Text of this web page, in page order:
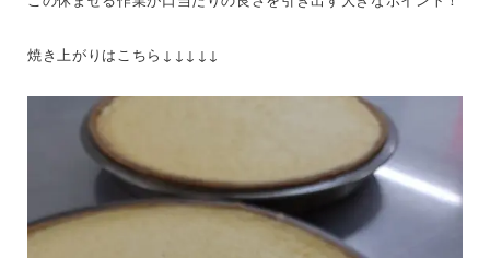
焼き上がりはこちら↓↓↓↓↓